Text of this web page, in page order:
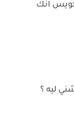
انك
ليه ؟